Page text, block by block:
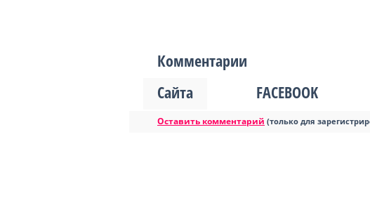
Комментарии
Сайта
FACEBOOK
Оставить комментарий (только для